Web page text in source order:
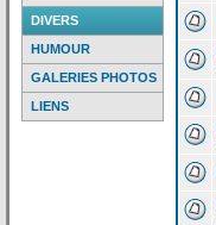
DIVERS
HUMOUR
GALERIES PHOTOS
LIENS